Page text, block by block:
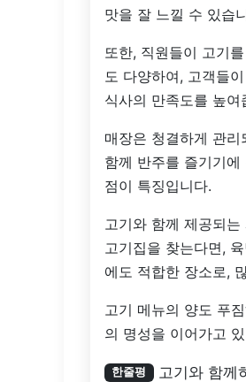
맛을 잘 느낄 수 있습
또한, 직원들이 고기
도 다양하여, 고객들
식사의 만족도를 높여
매장은 청결하게 관
함께 반주를 즐기기
점이 특징입니다.
고기와 함께 제공되
고기집을 찾는다면,
에도 적합한 장소로,
고기 메뉴의 양도 푸
의 명성을 이어가고
한줄평 고기와 함께